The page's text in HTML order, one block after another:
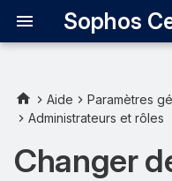
Aide Paramètres
Administrateurs et rôles
Changer